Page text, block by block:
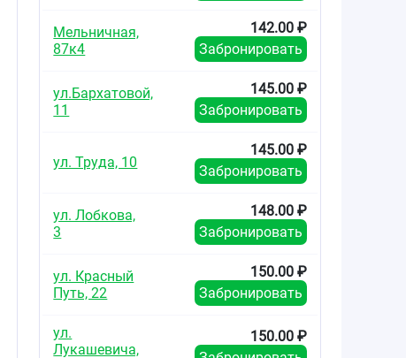
Мельничная,
87к4
142.00 ₽
Забронировать
ул.Бархатовой,
11
145.00 ₽
Забронировать
ул. Труда, 10
145.00 ₽
Забронировать
ул. Лобкова,
3
148.00 ₽
Забронировать
ул. Красный
Путь, 22
150.00 ₽
Забронировать
ул.
Лукашевича,
150.00 ₽